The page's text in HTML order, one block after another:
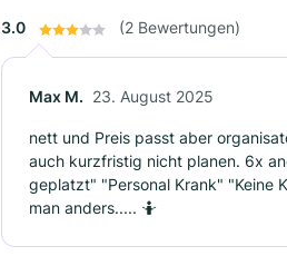
3.0 (2 Bewertungen)
Max M. 23. August 2025
nett und Preis passt aber
auch kurzfristig nicht planen. 6x
geplatzt" "Personal Krank" "Keine
man anders..... 🤷